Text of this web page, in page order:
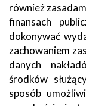
również
finansach
dokonywać
zachowaniem
danych
środków
sposób